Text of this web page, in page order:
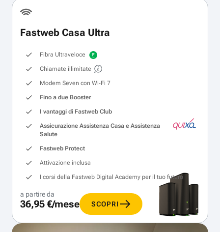
Fastweb Casa Ultra
Fibra Ultraveloce
Chiamate illimitate
Modem Seven con Wi‑Fi 7
Fino a due Booster
I vantaggi di Fastweb Club
Assicurazione Assistenza Casa e Assistenza
Salute
Fastweb Protect
Attivazione inclusa
I corsi della Fastweb Digital Academy per il tuo futuro
a partire da
36,95 €/mese SCOPRI